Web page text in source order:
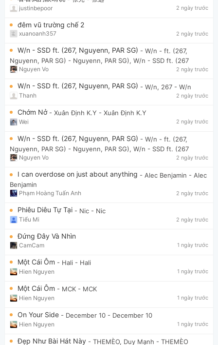
justinbepoor 2 ngày trước
đêm vũ trường chế 2
xuanoanh357 2 ngày trước
W/n - SSD ft. (267, Nguyenn, PAR SG) - W/n - ft. (267,
Nguyenn, PAR SG) - Nguyenn, PAR SG), W/n - SSD ft. (267
Nguyen Vo 2 ngày trước
W/n - SSD ft. (267, Nguyenn, PAR SG) - W/n, 267 - W/n
Thanh 2 ngày trước
Chớm Nở - Xuân Định K.Y - Xuân Định K.Y
Wei 2 ngày trước
W/n - SSD ft. (267, Nguyenn, PAR SG) - W/n - ft. (267,
Nguyenn, PAR SG) - Nguyenn, PAR SG), W/n - SSD ft. (267
Nguyen Vo 2 ngày trước
I can overdose on just about anything - Alec Benjamin - Alec
Benjamin
Phạm Hoàng Tuấn Anh 2 ngày trước
Phiêu Diêu Tự Tại - Nic - Nic
Tiểu Mi 2 ngày trước
Đứng Đây Và Nhìn
CamCam 1 ngày trước
Một Cái Ôm - Hali - Hali
Hien Nguyen 1 ngày trước
Một Cái Ôm - MCK - MCK
Hien Nguyen 1 ngày trước
On Your Side - December 10 - December 10
Hien Nguyen 1 ngày trước
Đẹp Như Bài Hát Này - THEMÈO, Duy Mạnh - THEMÈO